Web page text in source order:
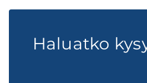
Haluatko